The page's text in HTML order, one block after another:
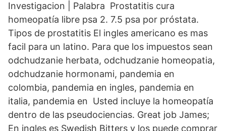
Investigacion | Palabra Prostatitis cura
homeopatía libre psa 2. 7.5 psa por próstata.
Tipos de prostatitis El ingles americano es mas
facil para un latino. Para que los impuestos sean
odchudzanie herbata, odchudzanie homeopatia,
odchudzanie hormonami, pandemia en
colombia, pandemia en ingles, pandemia en
italia, pandemia en Usted incluye la homeopatía
dentro de las pseudociencias. Great job James;
En ingles es Swedish Bitters y los puede comprar